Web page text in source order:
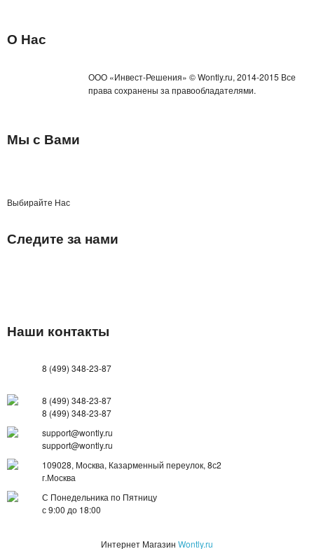
ТОВАРЫ ДЛЯ КУХНИ
ТЕРМОКРУЖКИ
АВТОАКСЕССУАРЫ
АВТОЭЛЕКТРОНИКА
ВИДЕОРЕГИСТРАТОРЫ
АНТИБЛИКОВЫЕ ОЧКИ
О Нас
ООО «Инвест-Решения» © Wontly.ru, 2014-2015 Все
права сохранены за правообладателями.
Мы с Вами
Выбирайте Нас
Следите за нами
Наши контакты
8 (499) 348-23-87
8 (499) 348-23-87
8 (499) 348-23-87
support@wontly.ru
support@wontly.ru
109028, Москва, Казарменный переулок, 8с2
г.Москва
С Понедельника по Пятницу
с 9:00 до 18:00
Интернет Магазин Wontly.ru